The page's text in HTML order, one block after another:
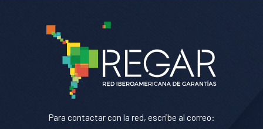
Para contactar con la red, escribe al correo: